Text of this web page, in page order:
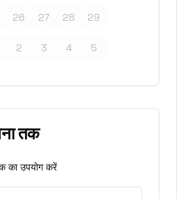
26 27 28 29
2 3 4 5
तक
का उपयोग करें